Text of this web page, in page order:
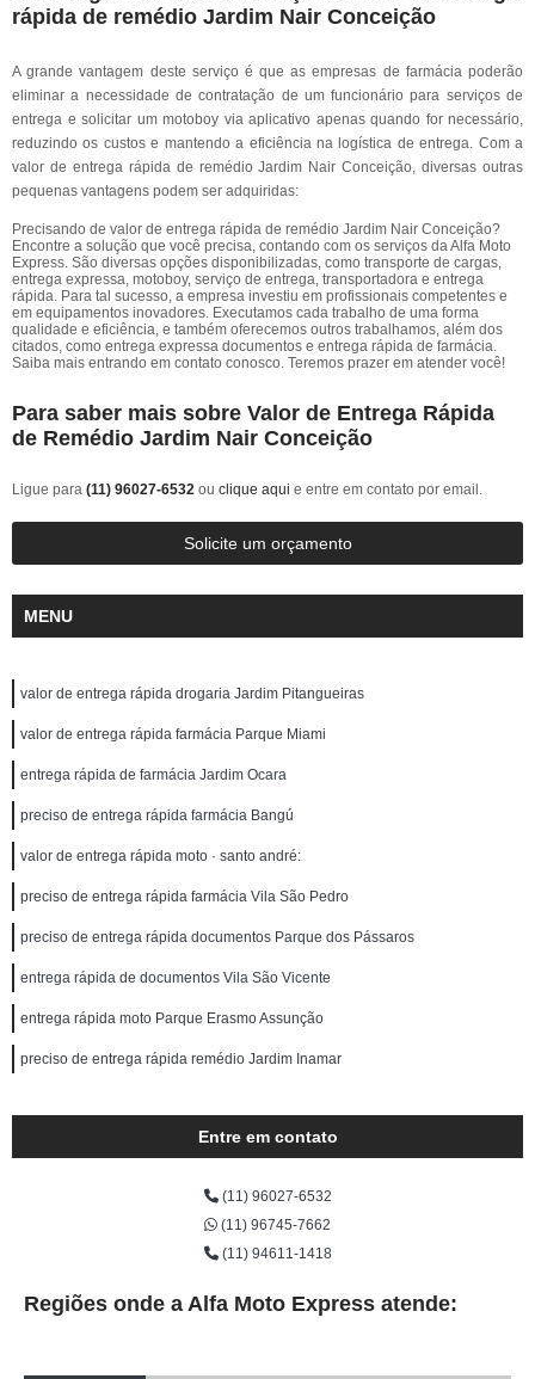
rápida de remédio Jardim Nair Conceição
A grande vantagem deste serviço é que as empresas de farmácia poderão
eliminar a necessidade de contratação de um funcionário para serviços de
entrega e solicitar um motoboy via aplicativo apenas quando for necessário,
reduzindo os custos e mantendo a eficiência na logística de entrega. Com a
valor de entrega rápida de remédio Jardim Nair Conceição, diversas outras
pequenas vantagens podem ser adquiridas:
Precisando de valor de entrega rápida de remédio Jardim Nair Conceição?
Encontre a solução que você precisa, contando com os serviços da Alfa Moto
Express. São diversas opções disponibilizadas, como transporte de cargas,
entrega expressa, motoboy, serviço de entrega, transportadora e entrega
rápida. Para tal sucesso, a empresa investiu em profissionais competentes e
em equipamentos inovadores. Executamos cada trabalho de uma forma
qualidade e eficiência, e também oferecemos outros trabalhamos, além dos
citados, como entrega expressa documentos e entrega rápida de farmácia.
Saiba mais entrando em contato conosco. Teremos prazer em atender você!
Para saber mais sobre Valor de Entrega Rápida
de Remédio Jardim Nair Conceição
Ligue para (11) 96027-6532 ou clique aqui e entre em contato por email.
Solicite um orçamento
MENU
valor de entrega rápida drogaria Jardim Pitangueiras
valor de entrega rápida farmácia Parque Miami
entrega rápida de farmácia Jardim Ocara
preciso de entrega rápida farmácia Bangú
valor de entrega rápida moto · santo andré:
preciso de entrega rápida farmácia Vila São Pedro
preciso de entrega rápida documentos Parque dos Pássaros
entrega rápida de documentos Vila São Vicente
entrega rápida moto Parque Erasmo Assunção
preciso de entrega rápida remédio Jardim Inamar
Entre em contato
(11) 96027-6532
(11) 96745-7662
(11) 94611-1418
Regiões onde a Alfa Moto Express atende: